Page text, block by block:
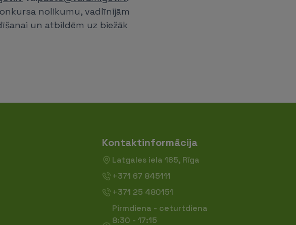
nolikumu, vadlīnijām
un atbildēm uz biežāk
Kontaktinformācija
Latgales iela 165, Rīga
+371 67 845111
+371 25 480151
Pirmdiena - ceturtdiena
8:30 - 17:15